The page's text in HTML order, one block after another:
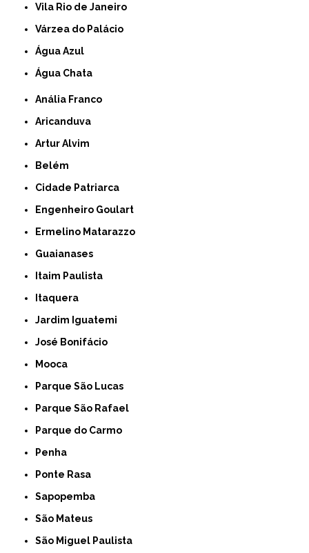
Vila Rio de Janeiro
Várzea do Palácio
Água Azul
Água Chata
Anália Franco
Aricanduva
Artur Alvim
Belém
Cidade Patriarca
Engenheiro Goulart
Ermelino Matarazzo
Guaianases
Itaim Paulista
Itaquera
Jardim Iguatemi
José Bonifácio
Mooca
Parque São Lucas
Parque São Rafael
Parque do Carmo
Penha
Ponte Rasa
Sapopemba
São Mateus
São Miguel Paulista